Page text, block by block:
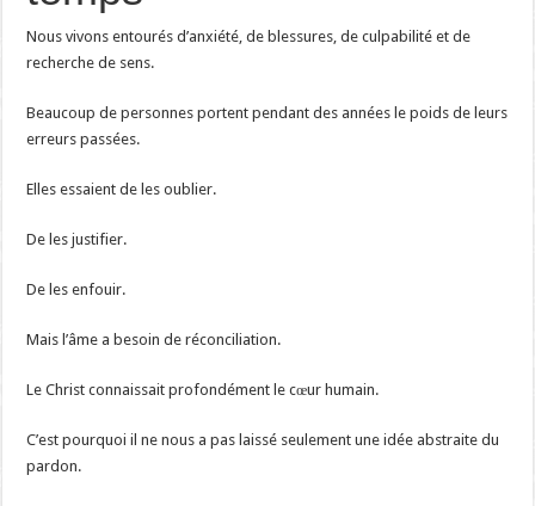
Nous vivons entourés d’anxiété, de blessures, de culpabilité et de
recherche de sens.
Beaucoup de personnes portent pendant des années le poids de leurs
erreurs passées.
Elles essaient de les oublier.
De les justifier.
De les enfouir.
Mais l’âme a besoin de réconciliation.
Le Christ connaissait profondément le cœur humain.
C’est pourquoi il ne nous a pas laissé seulement une idée abstraite du
pardon.